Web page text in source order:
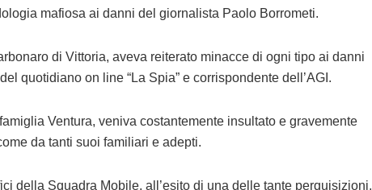
mafiosa ai danni del giornalista Paolo Borrometi.
di Vittoria, aveva reiterato minacce di ogni tipo ai danni
quotidiano on line “La Spia” e corrispondente dell’AGI.
Ventura, veniva costantemente insultato e gravemente
da tanti suoi familiari e adepti.
della Squadra Mobile, all’esito di una delle tante perquisizioni,